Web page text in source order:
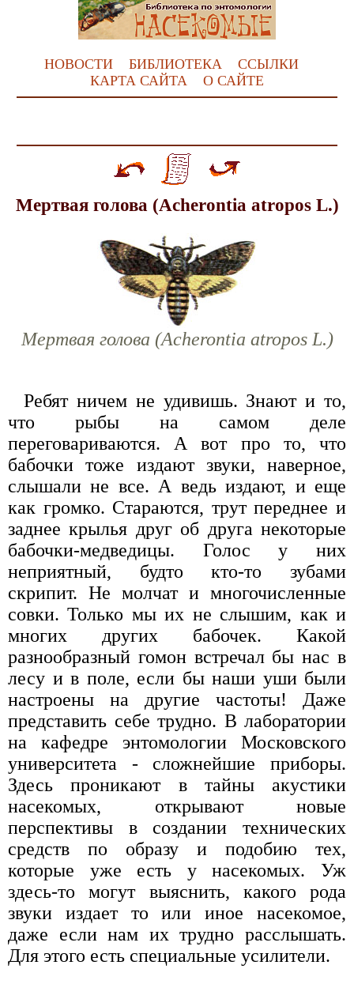
НОВОСТИ БИБЛИОТЕКА
ССЫЛКИ
КАРТА САЙТА
О САЙТЕ
Мертвая голова (Acherontia atropos L.)
Мертвая голова (Acherontia atropos L.)
Ребят ничем не удивишь. Знают и то,
что рыбы на самом деле
переговариваются. А вот про то, что
бабочки тоже издают звуки, наверное,
слышали не все. А ведь издают, и еще
как громко. Стараются, трут переднее и
заднее крылья друг об друга некоторые
бабочки-медведицы. Голос у них
неприятный, будто кто-то зубами
скрипит. Не молчат и многочисленные
совки. Только мы их не слышим, как и
многих других бабочек. Какой
разнообразный гомон встречал бы нас в
лесу и в поле, если бы наши уши были
настроены на другие частоты! Даже
представить себе трудно. В лаборатории
на кафедре энтомологии Московского
университета - сложнейшие приборы.
Здесь проникают в тайны акустики
насекомых, открывают новые
перспективы в создании технических
средств по образу и подобию тех,
которые уже есть у насекомых. Уж
здесь-то могут выяснить, какого рода
звуки издает то или иное насекомое,
даже если нам их трудно расслышать.
Для этого есть специальные усилители.